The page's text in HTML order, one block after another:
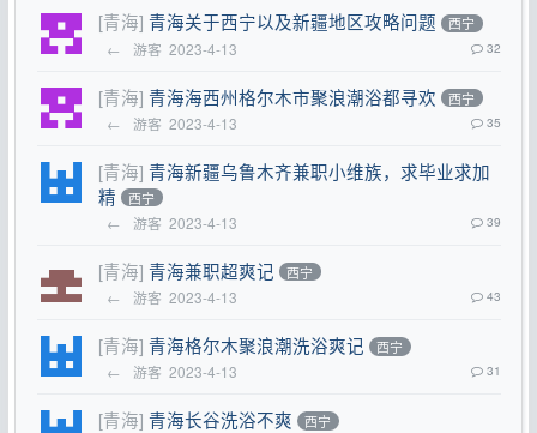
[青海] 青海关于西宁以及新疆地区攻略问题 西宁
← 游客 2023-4-13 32
[青海] 青海海西州格尔木市聚浪潮浴都寻欢 西宁
← 游客 2023-4-13 35
[青海] 青海新疆乌鲁木齐兼职小维族，求毕业求加
精
西宁
← 游客 2023-4-13 39
[青海] 青海兼职超爽记 西宁
← 游客 2023-4-13 43
[青海] 青海格尔木聚浪潮洗浴爽记 西宁
← 游客 2023-4-13 31
[青海] 青海长谷洗浴不爽 西宁